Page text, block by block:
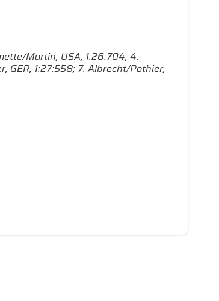
Martin, USA, 1:26:704; 4.
GER, 1:27:558; 7. Albrecht/Pothier,